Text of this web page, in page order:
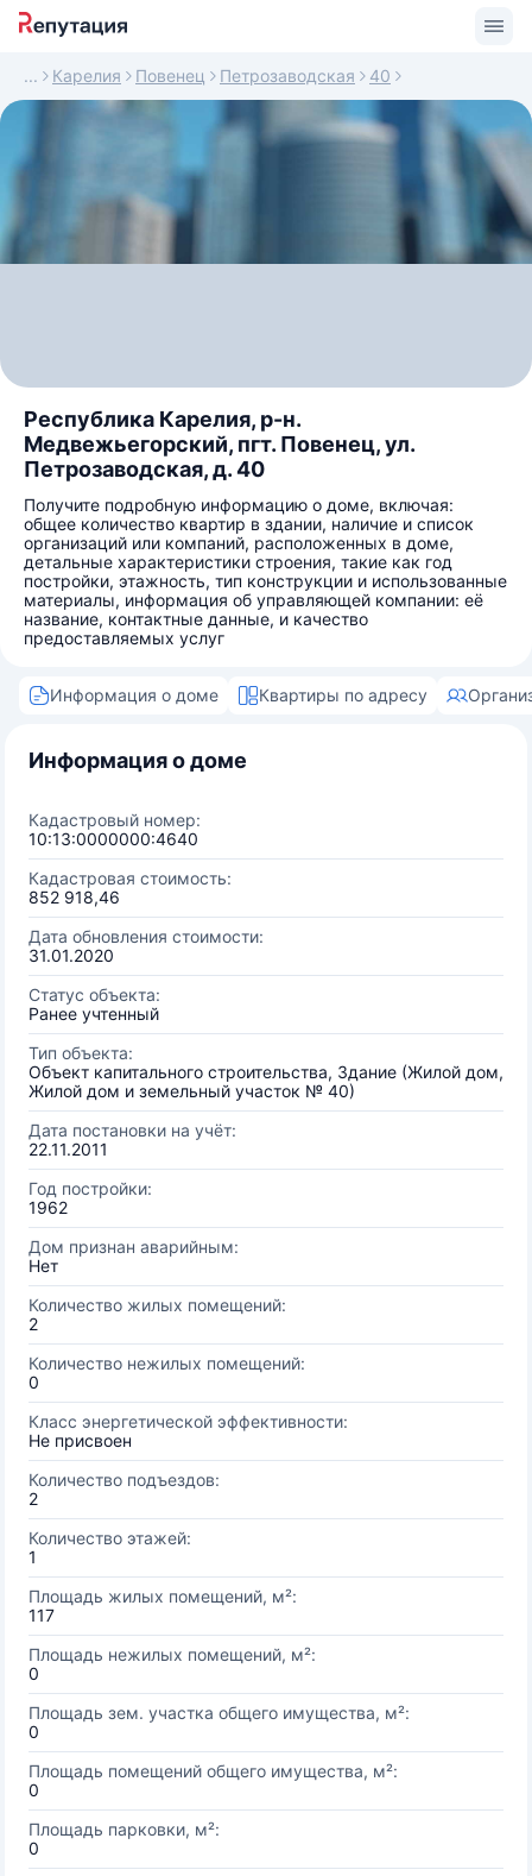
Карелия Повенец Петрозаводская 40
Республика Карелия, р-н.
Медвежьегорский, пгт. Повенец, ул.
Петрозаводская, д. 40
Получите подробную информацию о доме, включая:
общее количество квартир в здании, наличие и список
организаций или компаний, расположенных в доме,
детальные характеристики строения, такие как год
постройки, этажность, тип конструкции и использованные
материалы, информация об управляющей компании: её
название, контактные данные, и качество
предоставляемых услуг
Информация о доме Квартиры по адресу
Информация о доме
Кадастровый номер:
10:13:0000000:4640
Кадастровая стоимость:
852 918,46
Дата обновления стоимости:
31.01.2020
Статус объекта:
Ранее учтенный
Тип объекта:
Объект капитального строительства, Здание (Жилой дом,
Жилой дом и земельный участок № 40)
Дата постановки на учёт:
22.11.2011
Год постройки:
1962
Дом признан аварийным:
Нет
Количество жилых помещений:
2
Количество нежилых помещений:
0
Класс энергетической эффективности:
Не присвоен
Количество подъездов:
2
Количество этажей:
1
Площадь жилых помещений, м²:
117
Площадь нежилых помещений, м²:
0
Площадь зем. участка общего имущества, м²:
0
Площадь помещений общего имущества, м²:
0
Площадь парковки, м²:
0